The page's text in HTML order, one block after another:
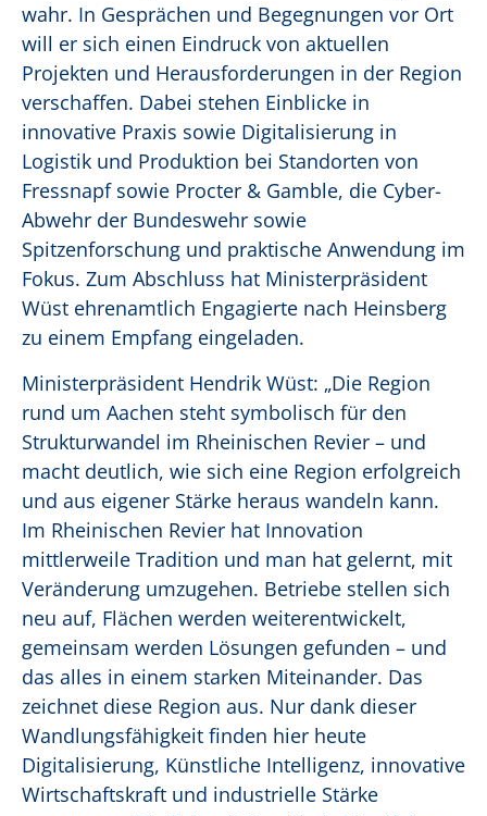
wahr. In Gesprächen und Begegnungen vor Ort
will er sich einen Eindruck von aktuellen
Projekten und Herausforderungen in der Region
verschaffen. Dabei stehen Einblicke in
innovative Praxis sowie Digitalisierung in
Logistik und Produktion bei Standorten von
Fressnapf sowie Procter & Gamble, die Cyber-
Abwehr der Bundeswehr sowie
Spitzenforschung und praktische Anwendung im
Fokus. Zum Abschluss hat Ministerpräsident
Wüst ehrenamtlich Engagierte nach Heinsberg
zu einem Empfang eingeladen.
Ministerpräsident Hendrik Wüst: „Die Region
rund um Aachen steht symbolisch für den
Strukturwandel im Rheinischen Revier – und
macht deutlich, wie sich eine Region erfolgreich
und aus eigener Stärke heraus wandeln kann.
Im Rheinischen Revier hat Innovation
mittlerweile Tradition und man hat gelernt, mit
Veränderung umzugehen. Betriebe stellen sich
neu auf, Flächen werden weiterentwickelt,
gemeinsam werden Lösungen gefunden – und
das alles in einem starken Miteinander. Das
zeichnet diese Region aus. Nur dank dieser
Wandlungsfähigkeit finden hier heute
Digitalisierung, Künstliche Intelligenz, innovative
Wirtschaftskraft und industrielle Stärke